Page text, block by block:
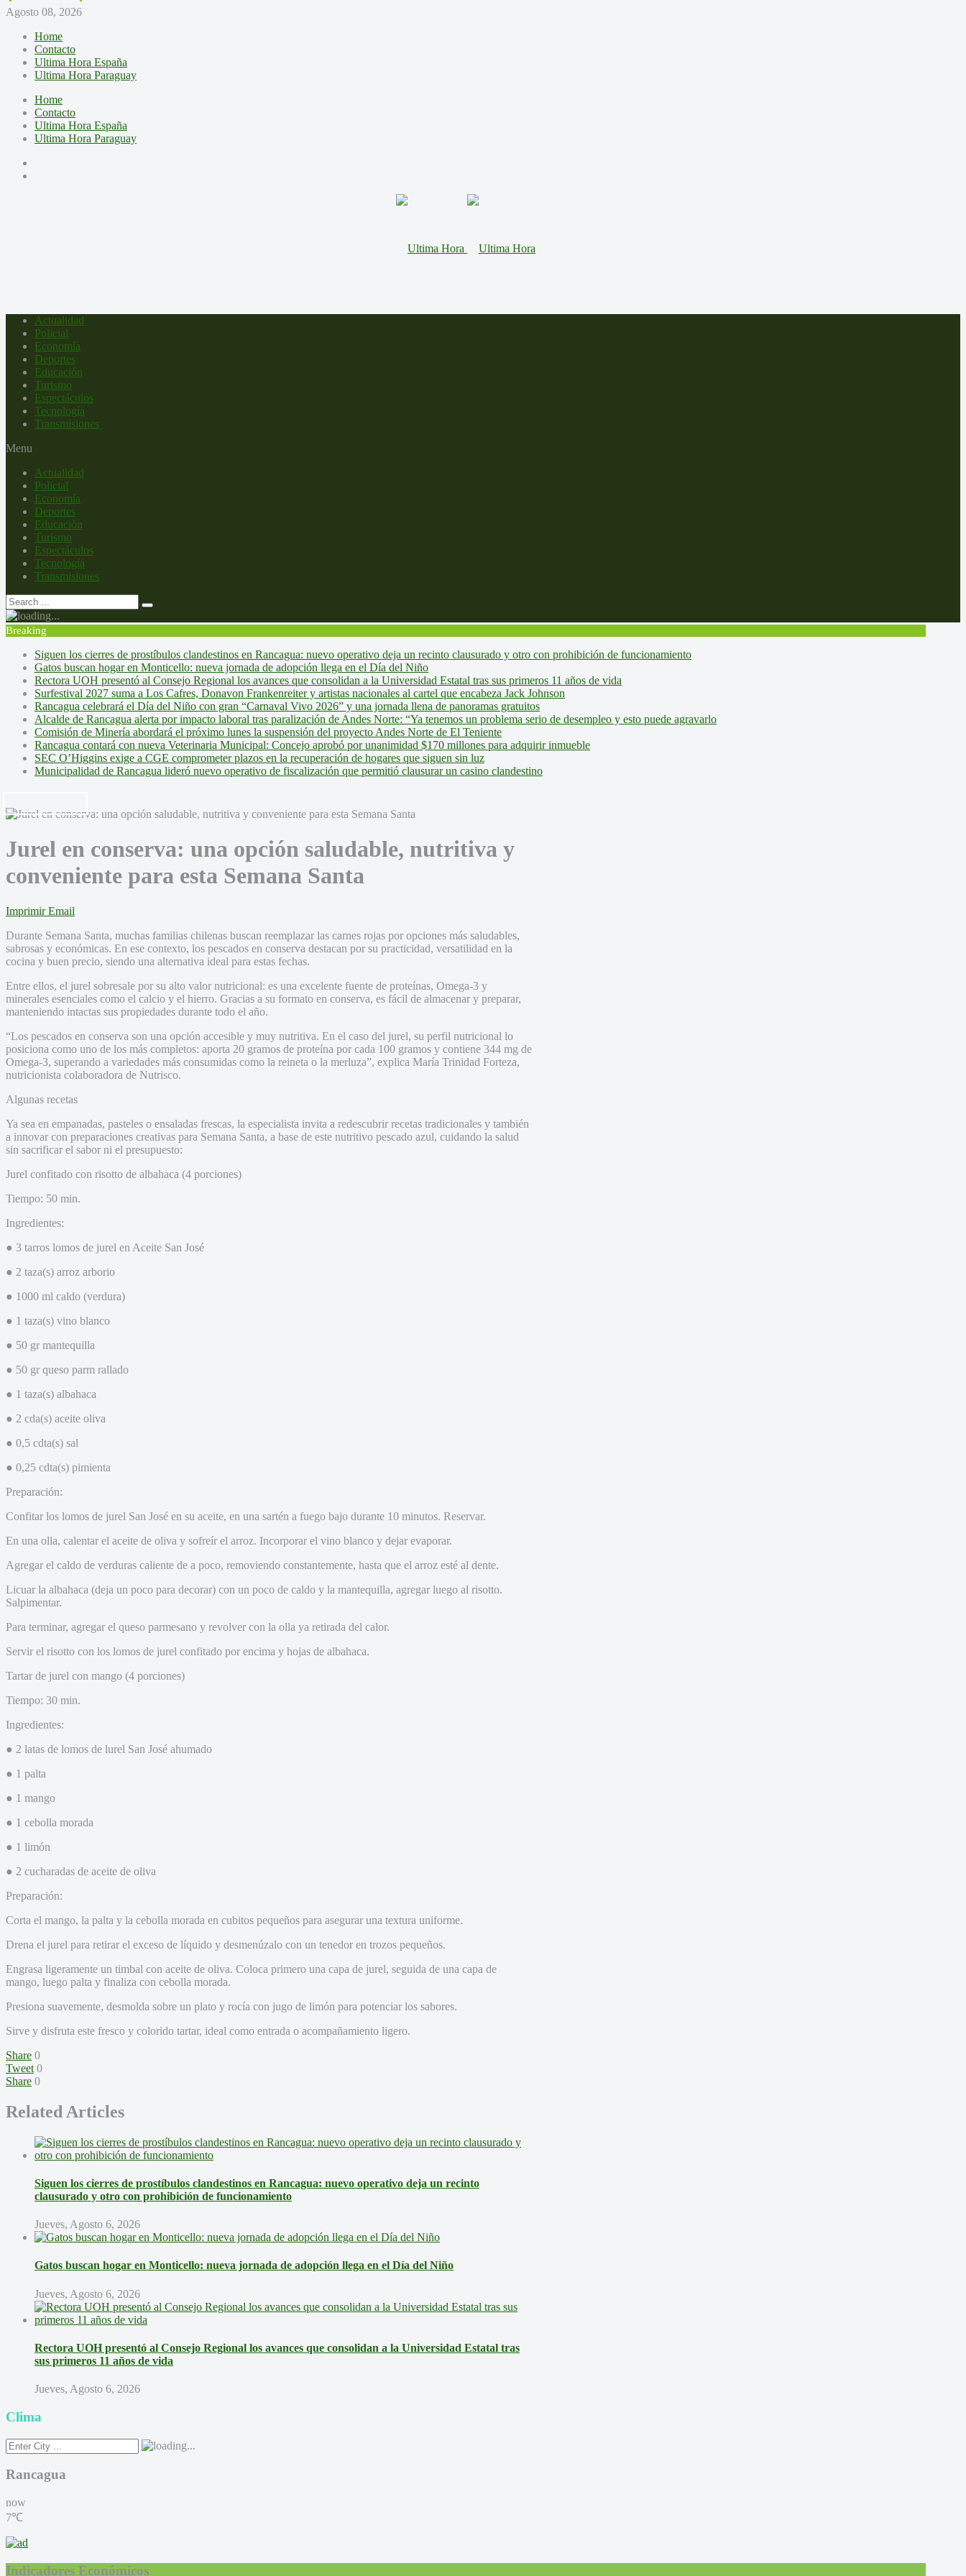
Agosto 08, 2026
Home
Contacto
Ultima Hora España
Ultima Hora Paraguay
Home
Contacto
Ultima Hora España
Ultima Hora Paraguay
Actualidad
Policial
Economía
Deportes
Educación
Turismo
Espectáculos
Tecnología
Transmisiones
Menu
Actualidad
Policial
Economía
Deportes
Educación
Turismo
Espectáculos
Tecnología
Transmisiones
Breaking
Siguen los cierres de prostíbulos clandestinos en Rancagua: nuevo operativo deja un recinto clausurado y otro con prohibición de funcionamiento
Gatos buscan hogar en Monticello: nueva jornada de adopción llega en el Día del Niño
Rectora UOH presentó al Consejo Regional los avances que consolidan a la Universidad Estatal tras sus primeros 11 años de vida
Surfestival 2027 suma a Los Cafres, Donavon Frankenreiter y artistas nacionales al cartel que encabeza Jack Johnson
Rancagua celebrará el Día del Niño con gran “Carnaval Vivo 2026” y una jornada llena de panoramas gratuitos
Alcalde de Rancagua alerta por impacto laboral tras paralización de Andes Norte: “Ya tenemos un problema serio de desempleo y esto puede agravarlo
Comisión de Minería abordará el próximo lunes la suspensión del proyecto Andes Norte de El Teniente
Rancagua contará con nueva Veterinaria Municipal: Concejo aprobó por unanimidad $170 millones para adquirir inmueble
SEC O’Higgins exige a CGE comprometer plazos en la recuperación de hogares que siguen sin luz
Municipalidad de Rancagua lideró nuevo operativo de fiscalización que permitió clausurar un casino clandestino
Jurel en conserva: una opción saludable, nutritiva y
conveniente para esta Semana Santa
Imprimir Email
Durante Semana Santa, muchas familias chilenas buscan reemplazar las carnes rojas por opciones más saludables,
sabrosas y económicas. En ese contexto, los pescados en conserva destacan por su practicidad, versatilidad en la
cocina y buen precio, siendo una alternativa ideal para estas fechas.
Entre ellos, el jurel sobresale por su alto valor nutricional: es una excelente fuente de proteínas, Omega-3 y
minerales esenciales como el calcio y el hierro. Gracias a su formato en conserva, es fácil de almacenar y preparar,
manteniendo intactas sus propiedades durante todo el año.
“Los pescados en conserva son una opción accesible y muy nutritiva. En el caso del jurel, su perfil nutricional lo
posiciona como uno de los más completos: aporta 20 gramos de proteína por cada 100 gramos y contiene 344 mg de
Omega-3, superando a variedades más consumidas como la reineta o la merluza”, explica María Trinidad Forteza,
nutricionista colaboradora de Nutrisco.
Algunas recetas
Ya sea en empanadas, pasteles o ensaladas frescas, la especialista invita a redescubrir recetas tradicionales y también
a innovar con preparaciones creativas para Semana Santa, a base de este nutritivo pescado azul, cuidando la salud
sin sacrificar el sabor ni el presupuesto:
Jurel confitado con risotto de albahaca (4 porciones)
Tiempo: 50 min.
Ingredientes:
● 3 tarros lomos de jurel en Aceite San José
● 2 taza(s) arroz arborio
● 1000 ml caldo (verdura)
● 1 taza(s) vino blanco
● 50 gr mantequilla
● 50 gr queso parm rallado
● 1 taza(s) albahaca
● 2 cda(s) aceite oliva
● 0,5 cdta(s) sal
● 0,25 cdta(s) pimienta
Preparación:
Confitar los lomos de jurel San José en su aceite, en una sartén a fuego bajo durante 10 minutos. Reservar.
En una olla, calentar el aceite de oliva y sofreír el arroz. Incorporar el vino blanco y dejar evaporar.
Agregar el caldo de verduras caliente de a poco, removiendo constantemente, hasta que el arroz esté al dente.
Licuar la albahaca (deja un poco para decorar) con un poco de caldo y la mantequilla, agregar luego al risotto.
Salpimentar.
Para terminar, agregar el queso parmesano y revolver con la olla ya retirada del calor.
Servir el risotto con los lomos de jurel confitado por encima y hojas de albahaca.
Tartar de jurel con mango (4 porciones)
Tiempo: 30 min.
Ingredientes:
● 2 latas de lomos de lurel San José ahumado
● 1 palta
● 1 mango
● 1 cebolla morada
● 1 limón
● 2 cucharadas de aceite de oliva
Preparación:
Corta el mango, la palta y la cebolla morada en cubitos pequeños para asegurar una textura uniforme.
Drena el jurel para retirar el exceso de líquido y desmenúzalo con un tenedor en trozos pequeños.
Engrasa ligeramente un timbal con aceite de oliva. Coloca primero una capa de jurel, seguida de una capa de
mango, luego palta y finaliza con cebolla morada.
Presiona suavemente, desmolda sobre un plato y rocía con jugo de limón para potenciar los sabores.
Sirve y disfruta este fresco y colorido tartar, ideal como entrada o acompañamiento ligero.
Share 0
Tweet 0
Share 0
Related Articles
Siguen los cierres de prostíbulos clandestinos en Rancagua: nuevo operativo deja un recinto
clausurado y otro con prohibición de funcionamiento
Jueves, Agosto 6, 2026
Gatos buscan hogar en Monticello: nueva jornada de adopción llega en el Día del Niño
Jueves, Agosto 6, 2026
Rectora UOH presentó al Consejo Regional los avances que consolidan a la Universidad Estatal tras
sus primeros 11 años de vida
Jueves, Agosto 6, 2026
Clima
Rancagua
now
7℃
Indicadores Económicos